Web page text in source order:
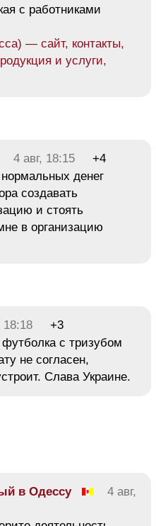
с работниками
— сайт, контакты,
и услуги,
4 авг, 18:15
+4
денег
создавать
и стоять
в организацию
18:18
+3
с тризубом
не согласен,
Слава Украине.
в Одессу
4 авг,